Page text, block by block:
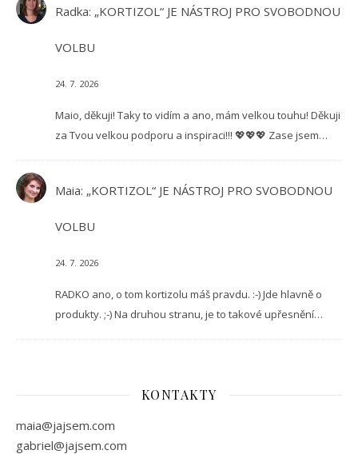
Radka: „KORTIZOL“ JE NÁSTROJ PRO SVOBODNOU
VOLBU
24. 7. 2026
Maio, děkuji! Taky to vidím a ano, mám velkou touhu! Děkuji
za Tvou velkou podporu a inspiraci!!! 💖💖💖 Zase jsem…
Maia: „KORTIZOL“ JE NÁSTROJ PRO SVOBODNOU
VOLBU
24. 7. 2026
RADKO ano, o tom kortizolu máš pravdu. :-) Jde hlavně o
produkty. ;-) Na druhou stranu, je to takové upřesnění…
KONTAKTY
maia@jajsem.com
gabriel@jajsem.com